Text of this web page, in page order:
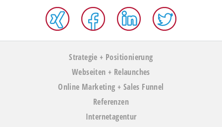
Strategie + Positionierung
Webseiten + Relaunches
Online Marketing + Sales Funnel
Referenzen
Internetagentur